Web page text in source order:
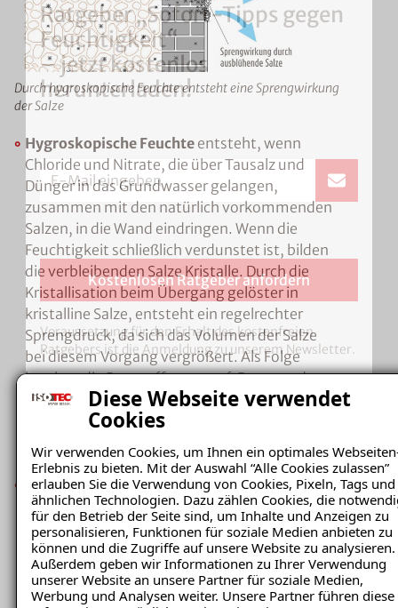
Diese Webseite verwendet
Cookies
Wir verwenden Cookies, um Ihnen ein optimales
Erlebnis zu bieten. Mit der Auswahl “Alle Cookies zulassen”
erlauben Sie die Verwendung von Cookies, Pixeln, Tags und
ähnlichen Technologien. Dazu zählen Cookies, die
für den Betrieb der Seite sind, um Inhalte und Anzeigen zu
personalisieren, Funktionen für soziale Medien anbieten zu
können und die Zugriffe auf unsere Website zu analysieren.
Außerdem geben wir Informationen zu Ihrer Verwendung
unserer Website an unsere Partner für soziale Medien,
Werbung und Analysen weiter. Unsere Partner führen diese
Durch hygroskopische Feuchte entsteht eine Sprengwirkung
der Salze
Hygroskopische Feuchte entsteht, wenn
Chloride und Nitrate, die über Tausalz und
Dünger in das Grundwasser gelangen,
zusammen mit den natürlich vorkommenden
Salzen, in die Wand eindringen. Wenn die
Feuchtigkeit schließlich verdunstet ist, bilden
die verbleibenden Salze Kristalle. Durch die
Kristallisation beim Übergang gelöster in
kristalline Salze, entsteht ein regelrechter
Sprengdruck, da sich das Volumen der Salze
bei diesem Vorgang vergrößert. Als Folge
brechen die Baustoffporen auf, Putz- und
Farbanstriche platzen ab.
Einfalsches Lüftungs- und/oder
Heizungsverhaltenoder auch eine schlechte
Wärmedämmung können dazu führen, dass
die Feuchtigkeit, die beispielsweise beim
Duschen, Kochen oder auch über die Atemluft
in die Raumluft übergeht, an den kühleren
Ratgeber „Sofort-Tipps gegen
Feuchtigkeit“
– jetzt kostenlos
herunterladen!
E-Mail eingeben
Kostenlosen Ratgeber anfordern
Voraussetzung für den Erhalt des kostenfreien
Ratgebers ist die Anmeldung zu unserem Newsletter.